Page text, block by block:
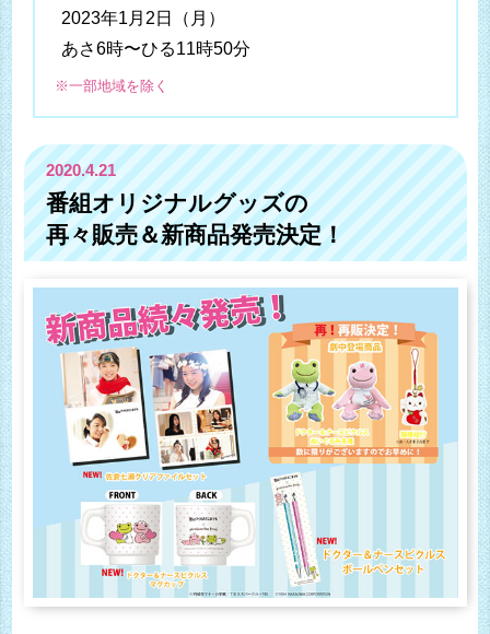
2023年1月2日（月）
あさ6時〜ひる11時50分
※一部地域を除く
2020.4.21
番組オリジナルグッズの
再々販売＆新商品発売決定！